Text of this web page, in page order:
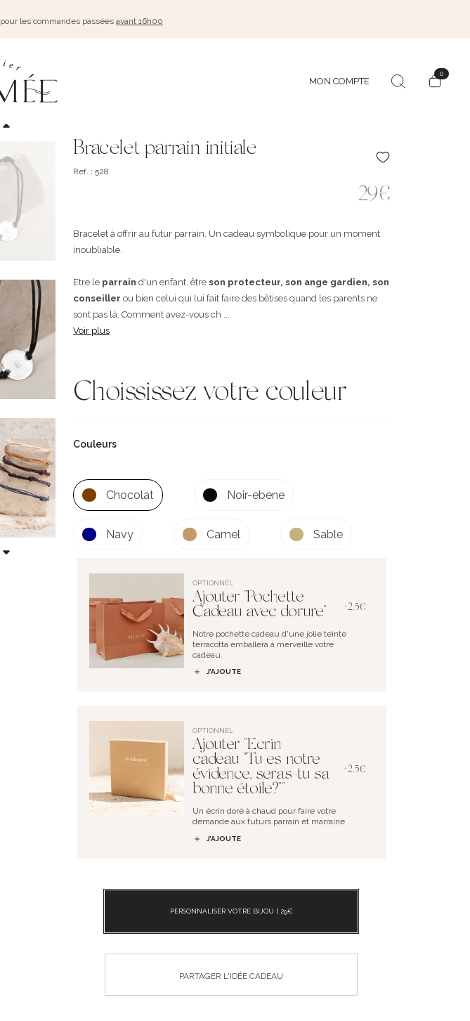
pour les commandes passées avant 16h00
MON COMPTE
0
Bracelet parrain initiale
Ref. : 528
29€
Bracelet à offrir au futur parrain. Un cadeau symbolique pour un moment
inoubliable.
Etre le parrain d'un enfant, être son protecteur, son ange gardien, son
conseiller ou bien celui qui lui fait faire des bêtises quand les parents ne
sont pas là. Comment avez-vous ch ...
Voir plus
Choississez votre couleur
Couleurs
Chocolat Noir-ebene
Navy Camel Sable
OPTIONNEL
Ajouter "Pochette
Cadeau avec dorure"
+2.5€
Notre pochette cadeau d'une jolie teinte
terracotta emballera à merveille votre
cadeau.
J’AJOUTE
OPTIONNEL
Ajouter "Ecrin
cadeau "Tu es notre
évidence, seras-tu sa
bonne étoile?""
+2.5€
Un écrin doré à chaud pour faire votre
demande aux futurs parrain et marraine
J’AJOUTE
PERSONNALISER VOTRE BIJOU | 29€
PARTAGER L'IDÉE CADEAU